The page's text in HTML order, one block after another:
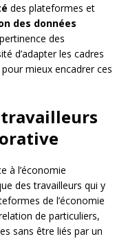
des plateformes et
des données
des
d’adapter les cadres
mieux encadrer ces
à l’économie
des travailleurs qui y
de l’économie
de particuliers,
sans être liés par un